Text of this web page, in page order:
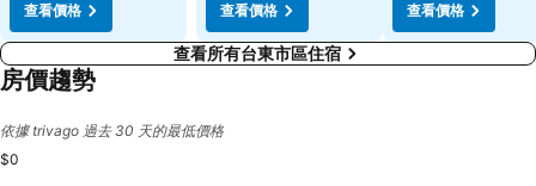
查看價格
查看價格
查看價格
查看所有台東市區住宿
房價趨勢
依據 trivago 過去 30 天的最低價格
$0